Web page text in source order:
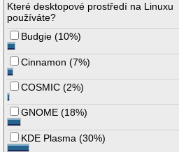
Které desktopové prostředí na Linuxu
používáte?
Budgie (10%)
Cinnamon (7%)
COSMIC (2%)
GNOME (18%)
KDE Plasma (30%)